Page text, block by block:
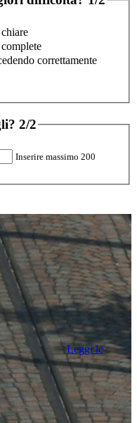
correttamente
2/2
Inserire massimo 200
Leggi le